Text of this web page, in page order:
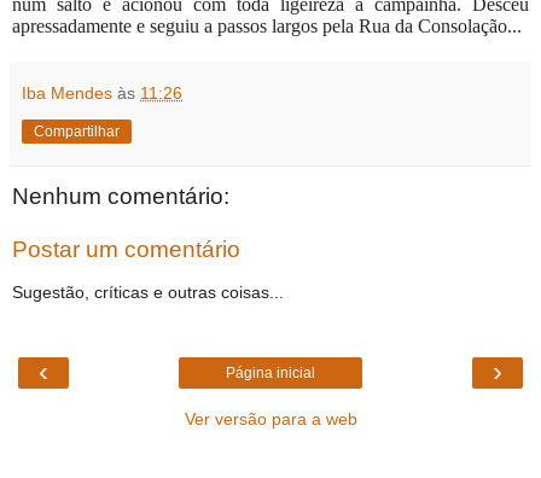
apressadamente e seguiu a passos largos pela Rua da Consolação...
Iba Mendes às 11:26
Compartilhar
Nenhum comentário:
Postar um comentário
Sugestão, críticas e outras coisas...
‹ ›
Página inicial
Ver versão para a web